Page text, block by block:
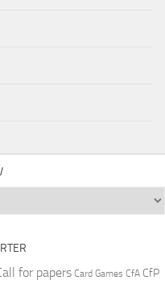
for papersCard Games CfA CfP